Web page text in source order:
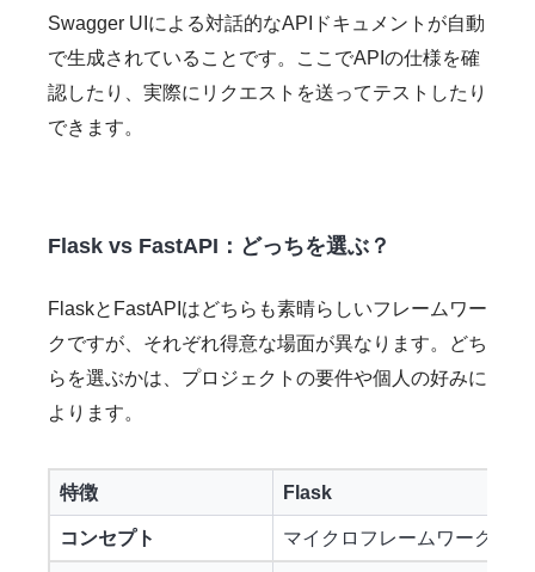
Swagger UIによる対話的なAPIドキュメントが自動
で生成されていることです。ここでAPIの仕様を確
認したり、実際にリクエストを送ってテストしたり
できます。
Flask vs FastAPI：どっちを選ぶ？
FlaskとFastAPIはどちらも素晴らしいフレームワー
クですが、それぞれ得意な場面が異なります。どち
らを選ぶかは、プロジェクトの要件や個人の好みに
よります。
特徴 Flask
コンセプト マイクロフレームワーク、